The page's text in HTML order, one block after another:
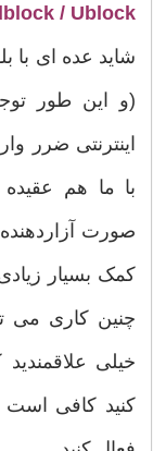
/ Ublock
شاید عده ای با
(و این طور
اینترنتی ضرر
با ما هم عقیده
صورت
کمک بسیار
خیلی